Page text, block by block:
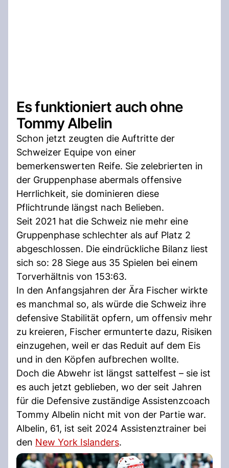
Es funktioniert auch ohne
Tommy Albelin
Schon jetzt zeugten die Auftritte der
Schweizer Equipe von einer
bemerkenswerten Reife. Sie zelebrierten in
der Gruppenphase abermals offensive
Herrlichkeit, sie dominieren diese
Pflichtrunde längst nach Belieben.
Seit 2021 hat die Schweiz nie mehr eine
Gruppenphase schlechter als auf Platz 2
abgeschlossen. Die eindrückliche Bilanz liest
sich so: 28 Siege aus 35 Spielen bei einem
Torverhältnis von 153:63.
In den Anfangsjahren der Ära Fischer wirkte
es manchmal so, als würde die Schweiz ihre
defensive Stabilität opfern, um offensiv mehr
zu kreieren, Fischer ermunterte dazu, Risiken
einzugehen, weil er das Reduit auf dem Eis
und in den Köpfen aufbrechen wollte.
Doch die Abwehr ist längst sattelfest – sie ist
es auch jetzt geblieben, wo der seit Jahren
für die Defensive zuständige Assistenzcoach
Tommy Albelin nicht mit von der Partie war.
Albelin, 61, ist seit 2024 Assistenztrainer bei
den New York Islanders.